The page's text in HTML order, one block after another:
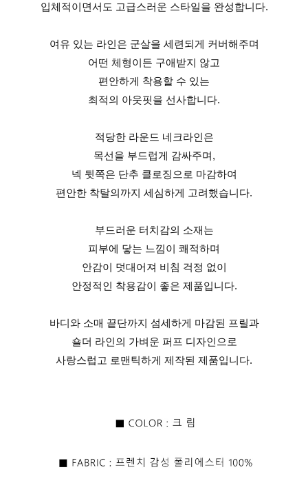
입체적이면서도 고급스러운 스타일을 완성합니다.
여유 있는 라인은 군살을 세련되게 커버해주며
어떤 체형이든 구애받지 않고
편안하게 착용할 수 있는
최적의 아웃핏을 선사합니다.
적당한 라운드 네크라인은
목선을 부드럽게 감싸주며,
넥 뒷쪽은 단추 클로징으로 마감하여
편안한 착탈의까지 세심하게 고려했습니다.
부드러운 터치감의 소재는
피부에 닿는 느낌이 쾌적하며
안감이 덧대어져 비침 걱정 없이
안정적인 착용감이 좋은 제품입니다.
바디와 소매 끝단까지 섬세하게 마감된 프릴과
숄더 라인의 가벼운 퍼프 디자인으로